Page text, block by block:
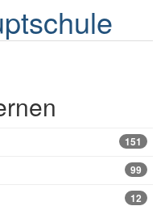
151
99
12